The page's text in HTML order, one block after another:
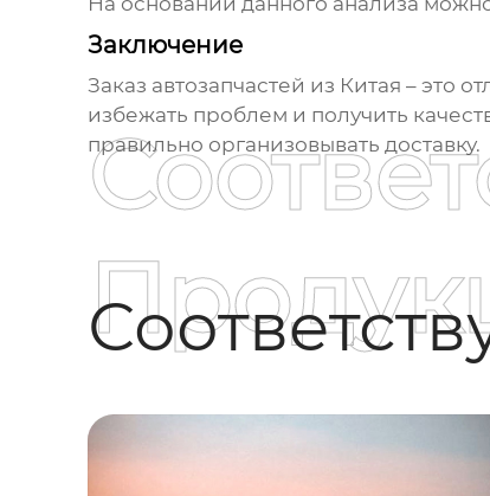
Заключение
Заказ автозапчастей из Китая – это
избежать проблем и получить
правильно организовывать доставку.